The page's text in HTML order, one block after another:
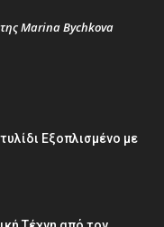
Marina Bychkova
Εξοπλισμένο με